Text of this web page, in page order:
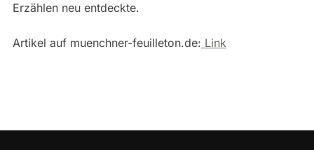
Erzählen neu entdeckte.
Artikel auf muenchner-feuilleton.de: Link